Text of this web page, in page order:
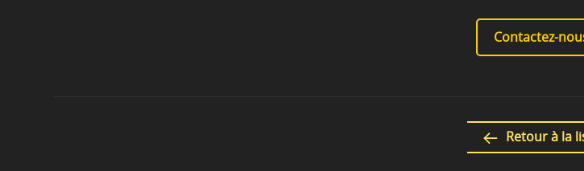
Contactez-
Retour à la